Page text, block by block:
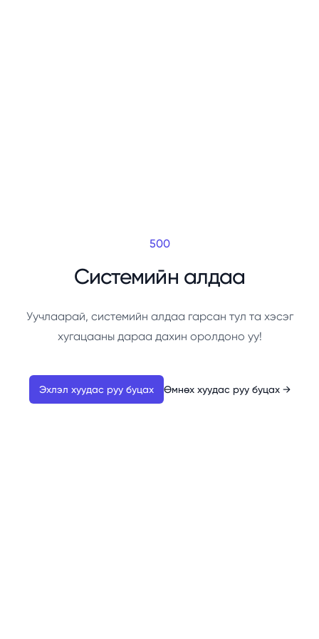
500
Системийн алдаа
Уучлаарай, системийн алдаа гарсан тул та хэсэг
хугацааны дараа дахин оролдоно уу!
Эхлэл хуудас руу буцах Өмнөх хуудас руу буцах →